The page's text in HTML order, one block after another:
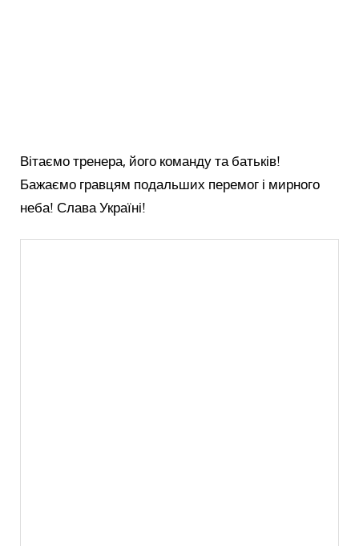
Вітаємо тренера, його команду та батьків!
Бажаємо гравцям подальших перемог і мирного
неба! Слава Україні!